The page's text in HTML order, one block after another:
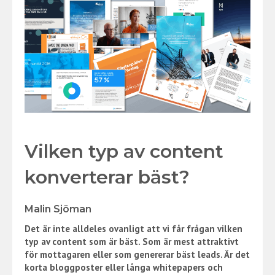
Vilken typ av content
konverterar bäst?
Malin Sjöman
Det är inte alldeles ovanligt att vi får frågan vilken
typ av content som är bäst. Som är mest attraktivt
för mottagaren eller som genererar bäst leads. Är det
korta bloggposter eller långa whitepapers och